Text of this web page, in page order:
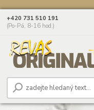
+420 731 510 191
(Po-Pá, 8-16 hod.)